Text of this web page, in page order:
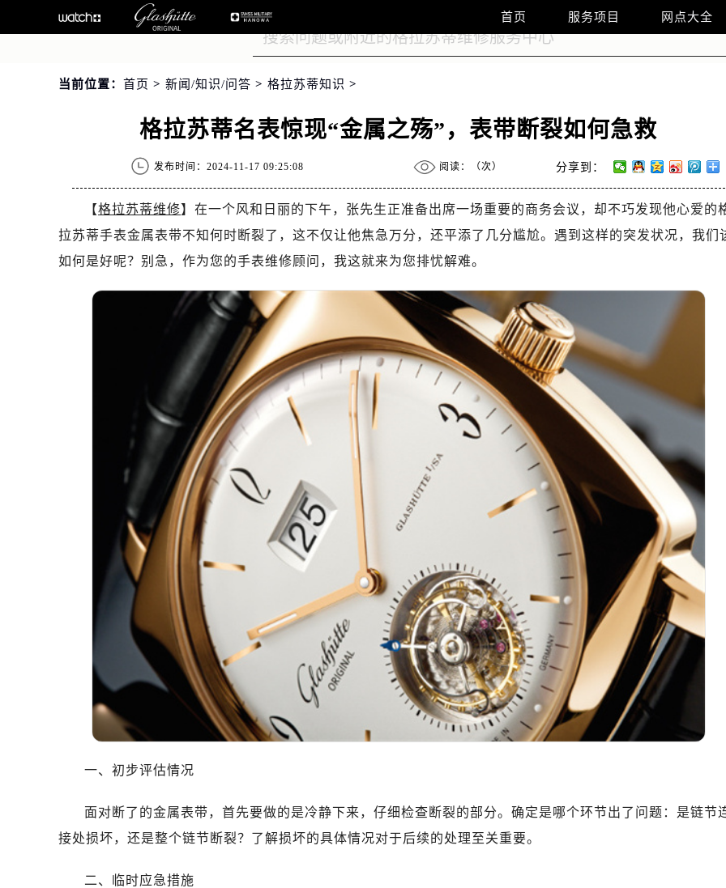
首页 服务项目 网点大全
当前位置： 首页 > 新闻/知识/问答 > 格拉苏蒂知识 >
格拉苏蒂名表惊现“金属之殇”，表带断裂如何急救
发布时间：2024-11-17 09:25:08 阅读：（次） 分享到：
【格拉苏蒂维修】在一个风和日丽的下午，张先生正准备出席一场重要的商务会议，却不巧发现他心爱的
拉苏蒂手表金属表带不知何时断裂了，这不仅让他焦急万分，还平添了几分尴尬。遇到这样的突发状况，我们
如何是好呢？别急，作为您的手表维修顾问，我这就来为您排忧解难。
一、初步评估情况
面对断了的金属表带，首先要做的是冷静下来，仔细检查断裂的部分。确定是哪个环节出了问题：是链节
接处损坏，还是整个链节断裂？了解损坏的具体情况对于后续的处理至关重要。
二、临时应急措施